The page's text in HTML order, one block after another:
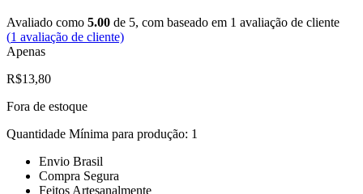
Avaliado como 5.00 de 5, com baseado em 1 avaliação de cliente
(1 avaliação de cliente)
Apenas
R$13,80
Fora de estoque
Quantidade Mínima para produção: 1
Envio Brasil
Compra Segura
Feitos Artesanalmente